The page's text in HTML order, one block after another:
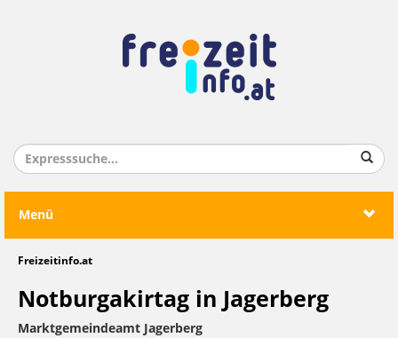
Menü
Freizeitinfo.at
Notburgakirtag in Jagerberg
Marktgemeindeamt Jagerberg